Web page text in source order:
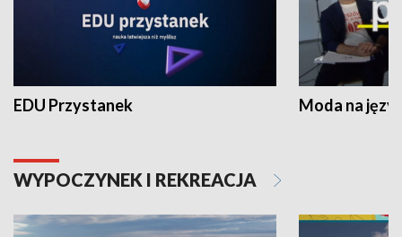
EDU Przystanek Moda na
WYPOCZYNEK I REKREACJA